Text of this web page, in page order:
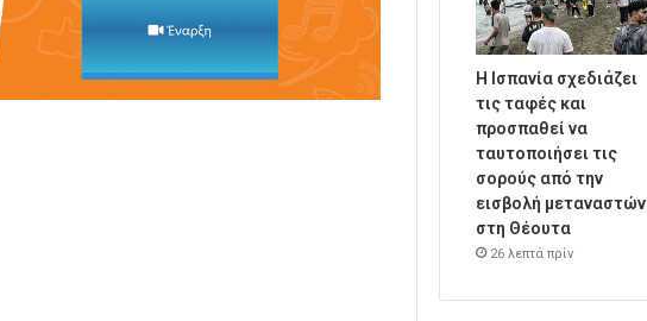
Η Ισπανία σχεδιάζει
τις ταφές και
προσπαθεί να
ταυτοποιήσει τις
σορούς από την
εισβολή μεταναστών
στη Θέουτα
26 λεπτά πρίν